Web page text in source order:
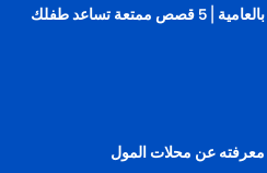
قصص اطفال قبل النوم مكتوبة بالعامية | 5 قصص ممتعة تساعد طفلك
معرفته عن محلات المول